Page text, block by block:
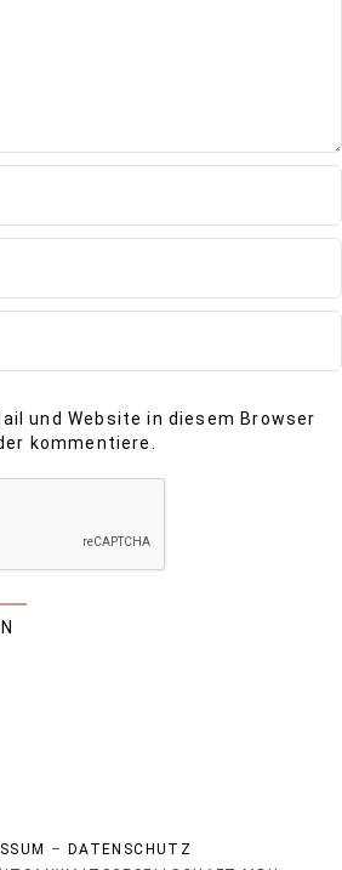
und Website in diesem Browser
kommentiere.
– DATENSCHUTZ